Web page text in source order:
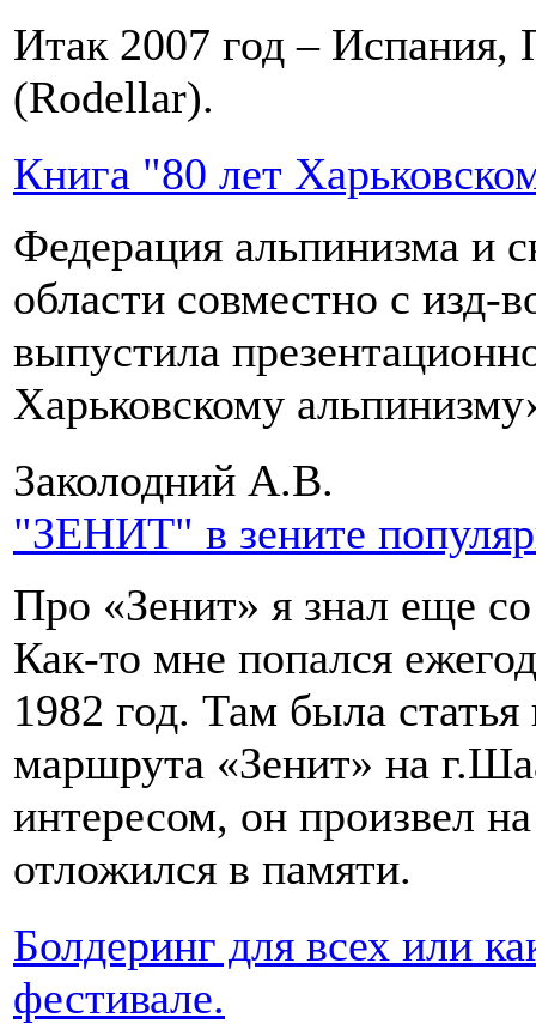
Итак 2007 год – Испания,
(Rodellar).
Книга "80 лет
Федерация альпинизма и
области совместно с изд-
выпустила
Харьковскому
Заколодний А.В.
"ЗЕНИТ" в зените
Про «Зенит» я знал еще
Как-то мне попался
1982 год. Там была
маршрута «Зенит» на
интересом, он произвел
отложился в памяти.
Болдеринг для всех или
фестивале.